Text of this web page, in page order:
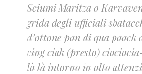
Sciumi Maritza o
grida degli ufficiali
d’ottone pan di qua
cing ciak (presto)
là là intorno in alto